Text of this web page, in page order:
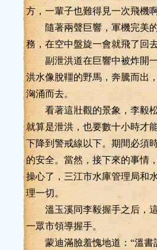
方，一輩子也難得見一次飛機啊
隨著兩聲巨響，軍機完美的
務，在空中盤旋一會就飛了回
副泄洪道在巨響中被炸開一
洪水像脫韁的野馬，奔騰而出
洶涌而去。
看著這壯觀的景象，李毅松
就算是泄洪，也要數十小時才
下降到警戒線以下。期間必須
的安全。當然，接下來的事情
操心了，三江市水庫管理局和
理一切。
溫玉溪同李毅握手之后，這
一眾市領導握手。
蒙迪滿臉羞愧地道：“溫書